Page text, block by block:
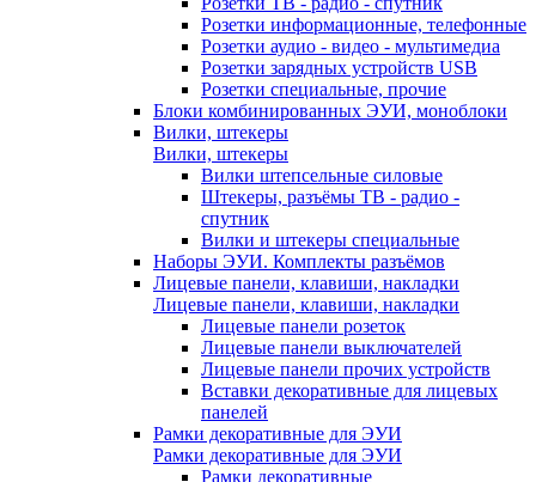
Розетки информационные, телефонные
Розетки аудио - видео - мультимедиа
Розетки зарядных устройств USB
Розетки специальные, прочие
Блоки комбинированных ЭУИ, моноблоки
Вилки, штекеры
Вилки, штекеры
Вилки штепсельные силовые
Штекеры, разъёмы ТВ - радио -
спутник
Вилки и штекеры специальные
Наборы ЭУИ. Комплекты разъёмов
Лицевые панели, клавиши, накладки
Лицевые панели, клавиши, накладки
Лицевые панели розеток
Лицевые панели выключателей
Лицевые панели прочих устройств
Вставки декоративные для лицевых
панелей
Рамки декоративные для ЭУИ
Рамки декоративные для ЭУИ
Рамки декоративные